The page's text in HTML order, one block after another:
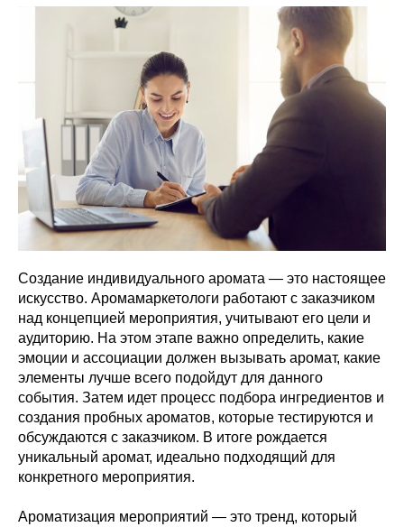
Создание индивидуального аромата — это настоящее
искусство. Аромамаркетологи работают с заказчиком
над концепцией мероприятия, учитывают его цели и
аудиторию. На этом этапе важно определить, какие
эмоции и ассоциации должен вызывать аромат, какие
элементы лучше всего подойдут для данного
события. Затем идет процесс подбора ингредиентов и
создания пробных ароматов, которые тестируются и
обсуждаются с заказчиком. В итоге рождается
уникальный аромат, идеально подходящий для
конкретного мероприятия.
Ароматизация мероприятий — это тренд, который